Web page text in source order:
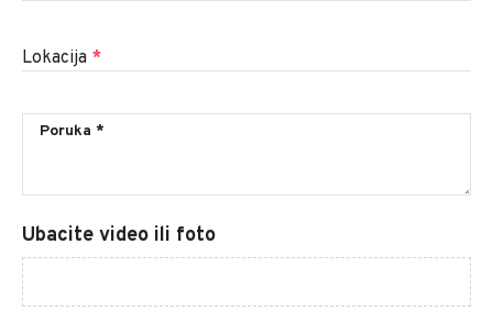
Lokacija *
Ubacite video ili foto